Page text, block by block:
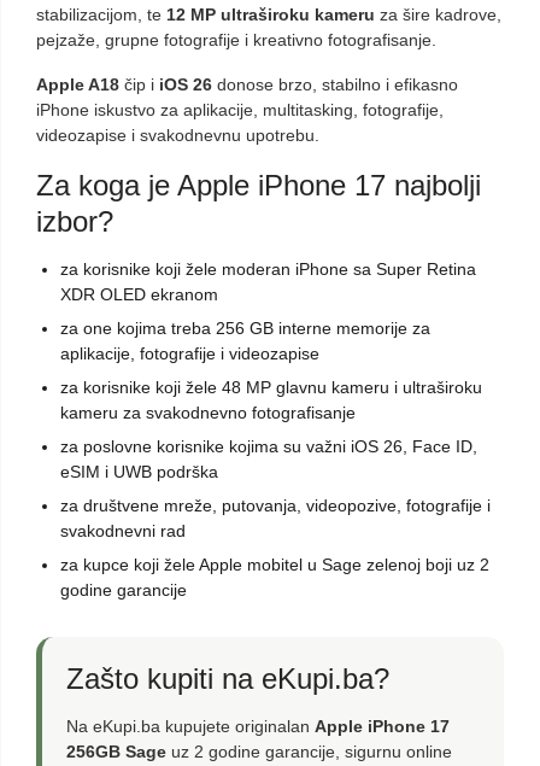
stabilizacijom, te 12 MP ultraširoku kameru za šire kadrove,
pejzaže, grupne fotografije i kreativno fotografisanje.
Apple A18 čip i iOS 26 donose brzo, stabilno i efikasno
iPhone iskustvo za aplikacije, multitasking, fotografije,
videozapise i svakodnevnu upotrebu.
Za koga je Apple iPhone 17 najbolji
izbor?
za korisnike koji žele moderan iPhone sa Super Retina
XDR OLED ekranom
za one kojima treba 256 GB interne memorije za
aplikacije, fotografije i videozapise
za korisnike koji žele 48 MP glavnu kameru i ultraširoku
kameru za svakodnevno fotografisanje
za poslovne korisnike kojima su važni iOS 26, Face ID,
eSIM i UWB podrška
za društvene mreže, putovanja, videopozive, fotografije i
svakodnevni rad
za kupce koji žele Apple mobitel u Sage zelenoj boji uz 2
godine garancije
Zašto kupiti na eKupi.ba?
Na eKupi.ba kupujete originalan Apple iPhone 17
256GB Sage uz 2 godine garancije, sigurnu online